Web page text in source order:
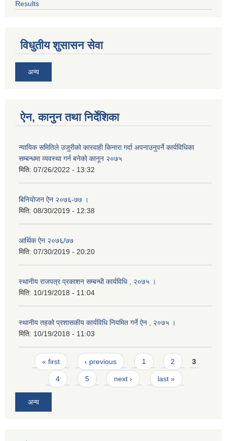
Results
विधुतीय शुसासन सेवा
अन्य
ऐन, कानुन तथा निर्देशिका
न्यायिक समितिले उजुरीको कारवाही किनारा गर्दा अपनाउनुपर्ने कार्यविधिका
सम्बन्धमा व्यवस्था गर्न बनेको कानून २०७५
मिति: 07/26/2022 - 13:32
बिनियोजन ऐन २०७६-७७ ।
मिति: 08/30/2019 - 12:38
आर्थिक ऐन २०७६/७७
मिति: 07/30/2019 - 20:20
स्थानीय राजपत्र प्रकाशन सम्बन्धी कार्यविधि , २०७५ ।
मिति: 10/19/2018 - 11:04
स्थानीय तहको प्रशासकीय कार्यविधि नियमित गर्ने ऐन , २०७५ ।
मिति: 10/19/2018 - 11:03
Pages
« first ‹ previous 1 2 3
4 5 next › last »
अन्य